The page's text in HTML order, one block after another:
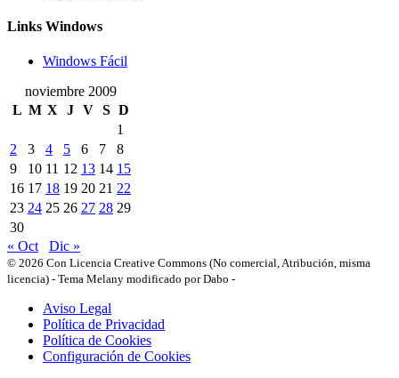
Links Windows
Windows Fácil
noviembre 2009
L M X J V S D
1
2
3 4 5 6 7
8
9
10 11 12 13 14 15
16 17 18 19 20 21 22
23 24 25 26 27 28 29
30
« Oct
Dic »
© 2026 Con Licencia Creative Commons (No comercial, Atribución, misma
licencia) - Tema Melany modificado por Dabo -
Aviso Legal
Política de Privacidad
Política de Cookies
Configuración de Cookies